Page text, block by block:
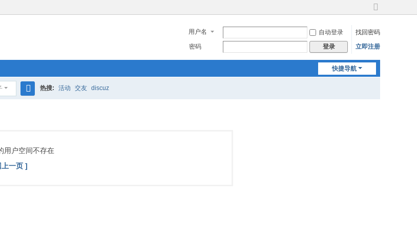
切
到
宽
用户名 自动登录
找回密码
密码
登录 立即注册
快捷导航
热搜: 活动 交友 discuz
用户空间不存在
一页 ]